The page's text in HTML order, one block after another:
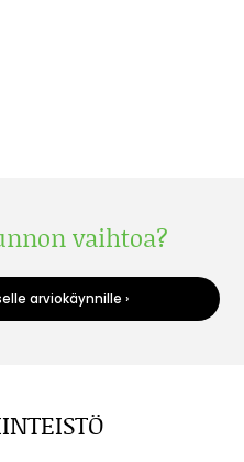
vaihtoa?
arviokäynnille ›